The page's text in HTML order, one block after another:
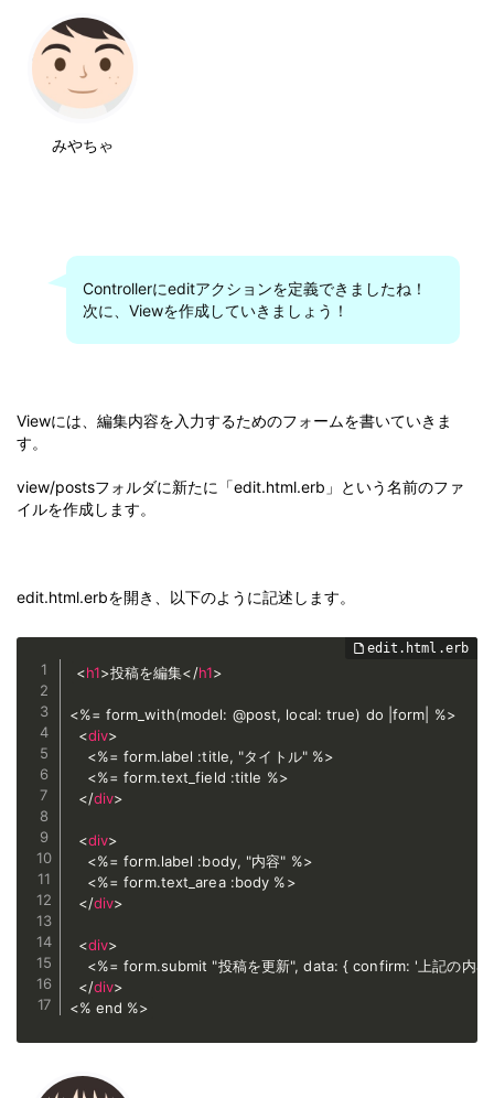
みやちゃ
Controllerにeditアクションを定義できましたね！
次に、Viewを作成していきましょう！
Viewには、編集内容を入力するためのフォームを書いていきま
す。
view/postsフォルダに新たに「edit.html.erb」という名前のファ
イルを作成します。
edit.html.erbを開き、以下のように記述します。
<h1>投稿を編集</h1>
<%= form_with(model: @post, local: true) do |form| %>
<div>
    <%= form.label :title, "タイトル" %>
    <%= form.text_field :title %>
</div>
<div>
    <%= form.label :body, "内容" %>
    <%= form.text_area :body %>
</div>
<div>
<%= form.submit "投稿を更新", data: { confirm: '上記の
</div>
<% end %>